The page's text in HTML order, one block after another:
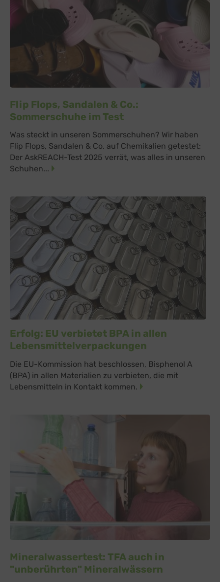
Flip Flops, Sandalen & Co.:
Sommerschuhe im Test
Was steckt in unseren Sommerschuhen? Wir haben
Flip Flops, Sandalen & Co. auf Chemikalien getestet:
Der AskREACH-Test 2025 verrät, was alles in unseren
Schuhen...
Erfolg: EU verbietet BPA in allen
Lebensmittelverpackungen
Die EU-Kommission hat beschlossen, Bisphenol A
(BPA) in allen Materialien zu verbieten, die mit
Lebensmitteln in Kontakt kommen.
Mineralwassertest: TFA auch in
"unberührten" Mineralwässern